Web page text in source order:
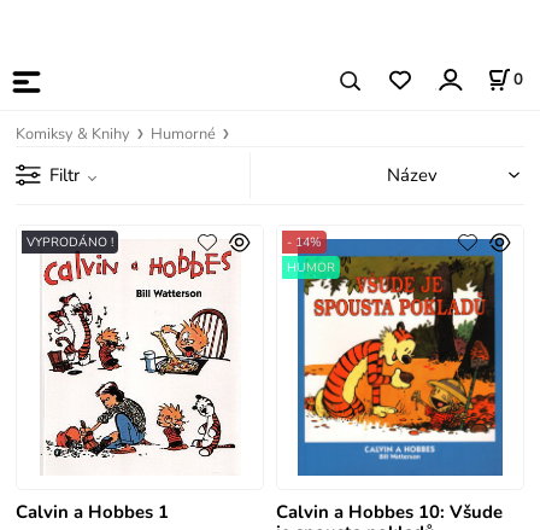
0
Komiksy & Knihy Humorné
Filtr
Calvin a Hobbes 1
VYPRODÁNO !
Calvin a Hobbes 10: Všude
- 14%
HUMOR